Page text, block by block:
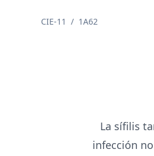
CIE-11 / 1A62
La sífilis
infección